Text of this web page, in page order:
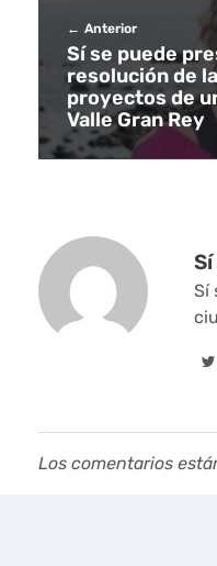
s
p
a
a
g
a
a
n
Anterior
Sí se puede
resolución de
proyectos de
Valle Gran Rey
Sí
Los comentarios